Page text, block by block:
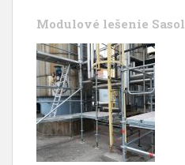
Modulové lešenie Sasol